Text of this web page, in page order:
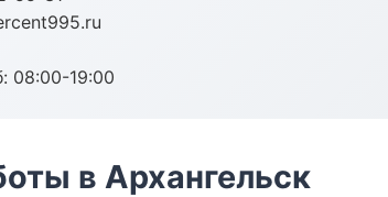
08:00-19:00
в Архангельск